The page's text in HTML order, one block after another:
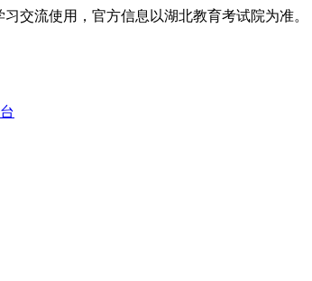
交流使用，官方信息以湖北教育考试院为准。